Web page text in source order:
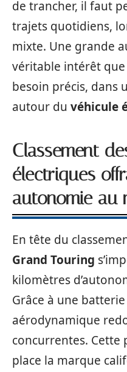
de trancher, il faut
trajets quotidiens,
mixte. Une grande
véritable intérêt
besoin précis, dans
autour du véhicule
Classement
électriques
autonomie au
En tête du
Grand Touring
kilomètres
Grâce à une
aérodynamique
concurrentes. Cette
place la marque